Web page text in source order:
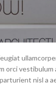
nisl a